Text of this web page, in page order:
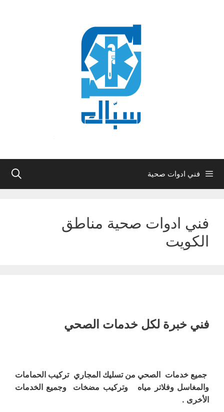
فني ادوات صحية
فني ادوات صحية مناطق
الكويت
فني خبرة لكل خدمات الصحي
جميع خدمات الصحي من تسليك المجاري تركيب الحمامات
والمغاسل وفلاتر مياه وتركيب مضخات وجميع الخدمات
الأخرى .